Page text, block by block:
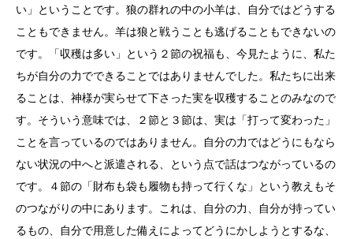
い」ということです。狼の群れの中の小羊は、自分ではどうする
こともできません。羊は狼と戦うことも逃げることもできないの
です。「収穫は多い」という２節の祝福も、今見たように、私た
ちが自分の力でできることではありませんでした。私たちに出来
ることは、神様が実らせて下さった実を収穫することのみなので
す。そういう意味では、２節と３節は、実は「打って変わった」
ことを言っているのではありません。自分の力ではどうにもなら
ない状況の中へと派遣される、という点で話はつながっているの
です。４節の「財布も袋も履物も持って行くな」という教えもそ
のつながりの中にあります。これは、自分の力、自分が持ってい
るもの、自分で用意した備えによってどうにかしようとするな、